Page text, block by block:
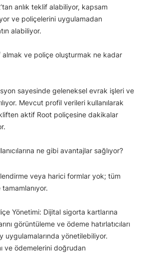
anlık teklif alabiliyor, kapsam
ve poliçelerini uygulamadan
alabiliyor.
almak ve poliçe oluşturmak ne kadar
sayesinde geleneksel evrak işleri ve
Mevcut profil verileri kullanılarak
aktif Root poliçesine dakikalar
ne gibi avantajlar sağlıyor?
veya harici formlar yok; tüm
Yönetimi: Dijital sigorta kartlarına
görüntüleme ve ödeme hatırlatıcıları
uygulamalarında yönetilebiliyor.
ve ödemelerini doğrudan